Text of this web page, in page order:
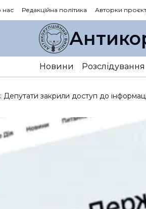
нас Редакційна політика Авторки
Новини Розслідування
закрили доступ до